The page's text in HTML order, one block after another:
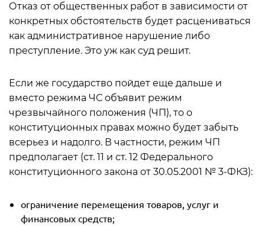
Отказ от общественных работ в зависимости от
конкретных обстоятельств будет расцениваться
как административное нарушение либо
преступление. Это уж как суд решит.
Если же государство пойдет еще дальше и
вместо режима ЧС объявит режим
чрезвычайного положения (ЧП), то о
конституционных правах можно будет забыть
всерьез и надолго. В частности, режим ЧП
предполагает (ст. 11 и ст. 12 Федерального
конституционного закона от 30.05.2001 № 3-ФКЗ):
ограничение перемещения товаров, услуг и
финансовых средств;